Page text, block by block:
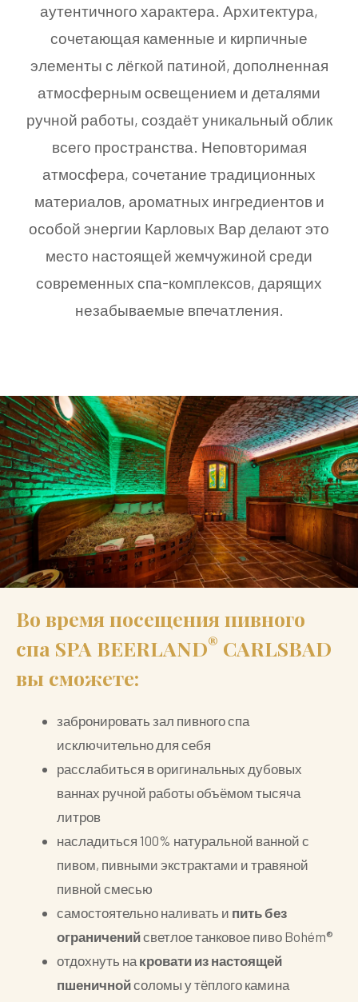
аутентичного характера. Архитектура,
сочетающая каменные и кирпичные
элементы с лёгкой патиной, дополненная
атмосферным освещением и деталями
ручной работы, создаёт уникальный облик
всего пространства. Неповторимая
атмосфера, сочетание традиционных
материалов, ароматных ингредиентов и
особой энергии Карловых Вар делают это
место настоящей жемчужиной среди
современных спа-комплексов, дарящих
незабываемые впечатления.
Во время посещения пивного
спа SPA BEERLAND® CARLSBAD
вы сможете:
забронировать зал пивного спа
исключительно для себя
расслабиться в оригинальных дубовых
ваннах ручной работы объёмом тысяча
литров
насладиться 100% натуральной ванной с
пивом, пивными экстрактами и травяной
пивной смесью
самостоятельно наливать и пить без
ограниченийсветлое танковое пиво Bohém®
отдохнуть на кровати из настоящей
пшеничнойсоломы у тёплого камина